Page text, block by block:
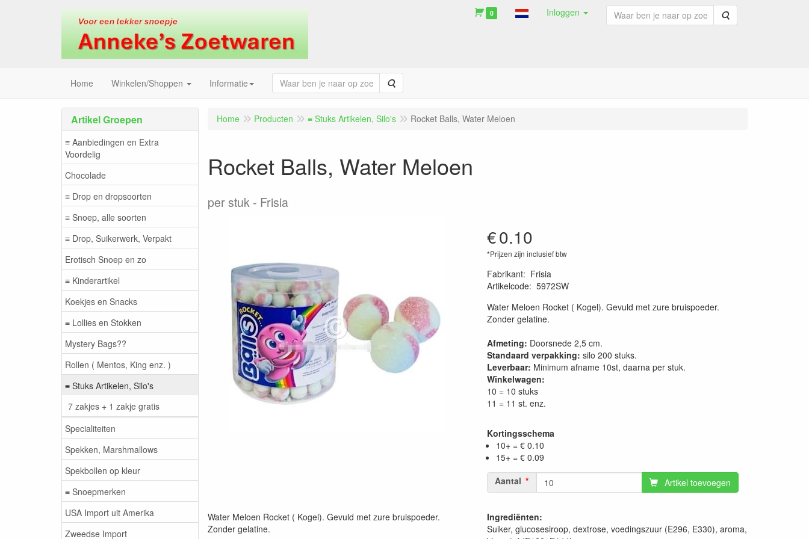
0 Inloggen Zoeken
Home Winkelen/Shoppen Informatie Zoeken
Artikel Groepen
≡ Aanbiedingen en Extra
Voordelig
Chocolade
≡ Drop en dropsoorten
≡ Snoep, alle soorten
≡ Drop, Suikerwerk, Verpakt
Erotisch Snoep en zo
≡ Kinderartikel
Koekjes en Snacks
≡ Lollies en Stokken
Mystery Bags??
Rollen ( Mentos, King enz. )
≡ Stuks Artikelen, Silo's
7 zakjes + 1 zakje gratis
Specialiteiten
Spekken, Marshmallows
Spekbollen op kleur
≡ Snoepmerken
USA Import uit Amerika
Zweedse Import
Home Producten ≡ Stuks Artikelen, Silo's Rocket Balls, Water Meloen
Rocket Balls, Water Meloen
per stuk Frisia
€0.10
*Prijzen zijn inclusief btw
Fabrikant: Frisia
Artikelcode: 5972SW
Water Meloen Rocket ( Kogel). Gevuld met zure bruispoeder.
Zonder gelatine.
Afmeting: Doorsnede 2,5 cm.
Standaard verpakking: silo 200 stuks.
Leverbaar: Minimum afname 10st, daarna per stuk.
Winkelwagen:
10 = 10 stuks
11 = 11 st. enz.
Kortingsschema
10+ = € 0.10
15+ = € 0.09
Aantal
Artikel toevoegen
Water Meloen Rocket ( Kogel). Gevuld met zure bruispoeder.
Zonder gelatine.
Ingrediënten:
Suiker, glucosesiroop, dextrose, voedingszuur (E296, E330), aroma,